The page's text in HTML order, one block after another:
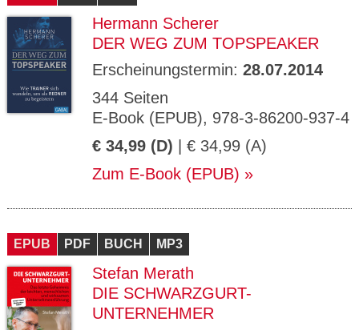
Hermann Scherer
DER WEG ZUM TOPSPEAKER
Erscheinungstermin: 28.07.2014
344 Seiten
E-Book (EPUB), 978-3-86200-937-4
€ 34,99 (D) | € 34,99 (A)
Zum E-Book (EPUB)
EPUB PDF BUCH MP3
Stefan Merath
DIE SCHWARZGURT-
UNTERNEHMER